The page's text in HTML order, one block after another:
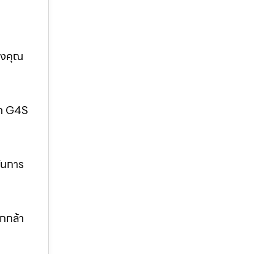
งคุณ
G4S
การ
กล้า